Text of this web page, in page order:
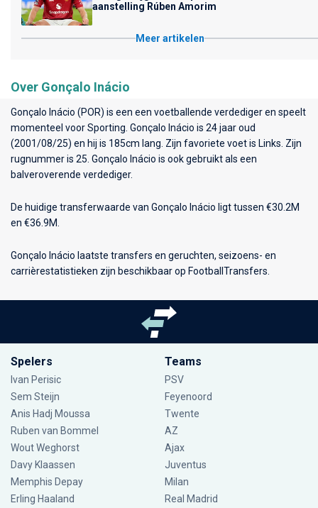
aanstelling Rúben Amorim
Meer artikelen
Over Gonçalo Inácio
Gonçalo Inácio (POR) is een een voetballende verdediger en speelt
momenteel voorSporting . Gonçalo Inácio is 24 jaar oud
(2001/08/25) en hij is 185cm lang. Zijn favoriete voet is Links. Zijn
rugnummer is 25. Gonçalo Inácio is ook gebruikt als een
balveroverende verdediger.
De huidige transferwaarde van Gonçalo Inácio ligt tussen €30.2M
en €36.9M.
Gonçalo Inácio laatste transfers en geruchten, seizoens- en
carrièrestatistieken zijn beschikbaar op FootballTransfers.
Spelers
Ivan Perisic
Sem Steijn
Anis Hadj Moussa
Ruben van Bommel
Wout Weghorst
Davy Klaassen
Memphis Depay
Erling Haaland
Teams
PSV
Feyenoord
Twente
AZ
Ajax
Juventus
Milan
Real Madrid